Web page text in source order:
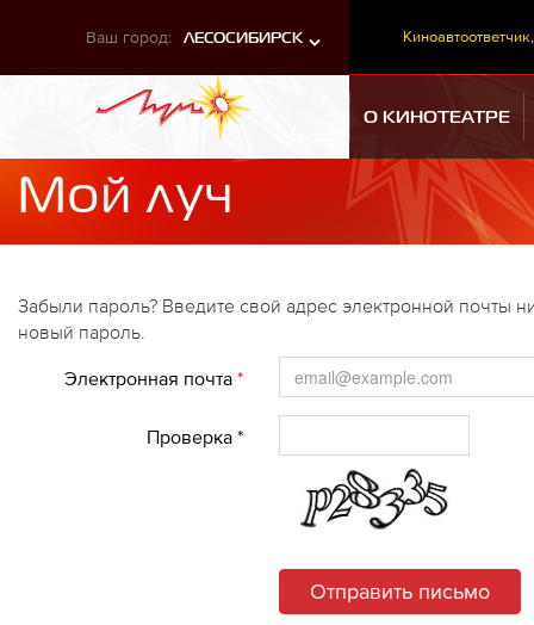
Ваш город: ЛЕСОСИБИРСК Киноавтоответчик,
О КИНОТЕАТРЕ
Мой луч
Забыли пароль? Введите свой адрес электронной почты
новый пароль.
Электронная почта*
Проверка *
Отправить письмо